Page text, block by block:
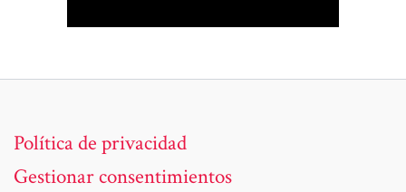
Política de privacidad
Gestionar consentimientos